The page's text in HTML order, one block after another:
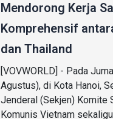
Mendorong Kerja
Komprehensif
dan Thailand
[VOVWORLD] - Pada
Agustus), di Kota Hanoi,
Jenderal (Sekjen) Komite
Komunis Vietnam